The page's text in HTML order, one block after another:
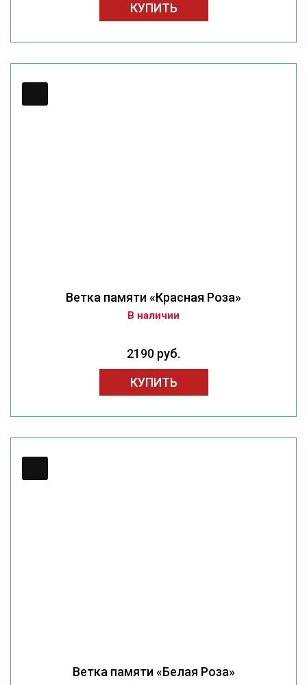
КУПИТЬ
Ветка памяти «Красная Роза»
В наличии
2190 руб.
КУПИТЬ
Ветка памяти «Белая Роза»